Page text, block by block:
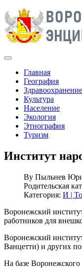
Главная
География
Здравоохранение
Культура
Население
Экология
Этнография
Туризм
Институт
By Пыльнев
Родительская
Категория: И |
Воронежский
работников для
Воронежский
Ванцетти) и других
На базе Воронежского